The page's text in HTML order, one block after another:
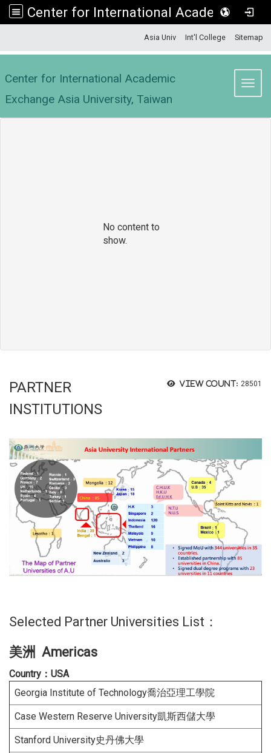
Center for International Academic Exchange Asia University, Taiwan
Asia Univ Int'l College Sitemap
Center for International Academic
Exchange Asia University, Taiwan
No content to
show.
View count: 28501
PARTNER
INSTITUTIONS
Selected Partner Universities List：
美洲 Americas
Country：USA
Georgia Institute of Technology喬治亞理工學院
Case Western Reserve University凱斯西儲大學
Stanford University史丹佛大學